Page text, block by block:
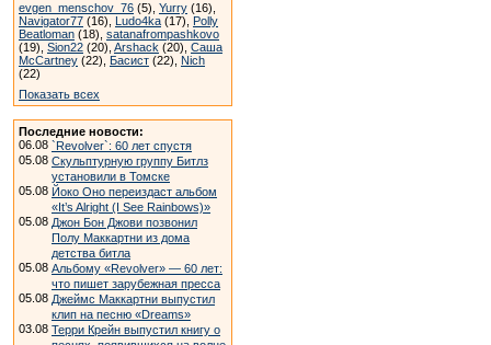
evgen_menschov_76 (5), Yurry (16),
Navigator77 (16), Ludo4ka (17), Polly
Beatloman (18), satanafrompashkovo
(19), Sion22 (20), Arshack (20), Саша
McCartney (22), Басист (22), Nich
(22)
Показать всех
Последние новости:
06.08 `Revolver`: 60 лет спустя
05.08 Скульптурную группу Битлз
установили в Томске
05.08 Йоко Оно переиздаст альбом
«It’s Alright (I See Rainbows)»
05.08 Джон Бон Джови позвонил
Полу Маккартни из дома
детства битла
05.08 Альбому «Revolver» — 60 лет:
что пишет зарубежная пресса
05.08 Джеймс Маккартни выпустил
клип на песню «Dreams»
03.08 Терри Крейн выпустил книгу о